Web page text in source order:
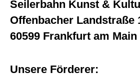
Seilerbahn Kunst &
Offenbacher Landstraße
60599 Frankfurt am Main
Unsere Förderer: